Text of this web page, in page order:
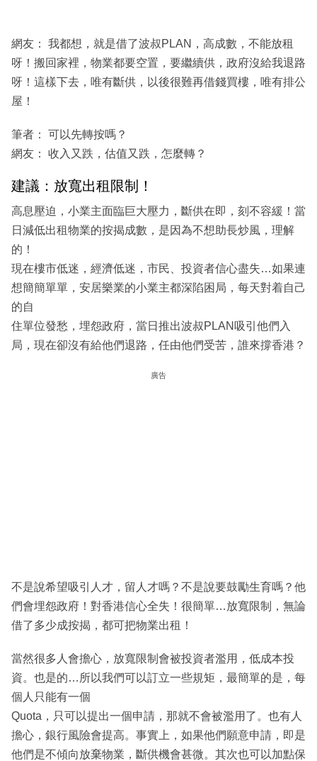
網友： 我都想，就是借了波叔PLAN，高成數，不能放租
呀！搬回家裡，物業都要空置，要繼續供，政府沒給我退路
呀！這樣下去，唯有斷供，以後很難再借錢買樓，唯有排公
屋！
筆者： 可以先轉按嗎？
網友： 收入又跌，估值又跌，怎麼轉？
建議：放寬出租限制！
高息壓迫，小業主面臨巨大壓力，斷供在即，刻不容緩！當
日減低出租物業的按揭成數，是因為不想助長炒風，理解
的！
現在樓市低迷，經濟低迷，市民、投資者信心盡失…如果連
想簡簡單單，安居樂業的小業主都深陷困局，每天對着自己
的自
住單位發愁，埋怨政府，當日推出波叔PLAN吸引他們入
局，現在卻沒有給他們退路，任由他們受苦，誰來撐香港？
廣告
不是說希望吸引人才，留人才嗎？不是說要鼓勵生育嗎？他
們會埋怨政府！對香港信心全失！很簡單…放寬限制，無論
借了多少成按揭，都可把物業出租！
當然很多人會擔心，放寬限制會被投資者濫用，低成本投
資。也是的…所以我們可以訂立一些規矩，最簡單的是，每
個人只能有一個
Quota，只可以提出一個申請，那就不會被濫用了。也有人
擔心，銀行風險會提高。事實上，如果他們願意申請，即是
他們是不傾向放棄物業，斷供機會甚微。其次也可以加點保